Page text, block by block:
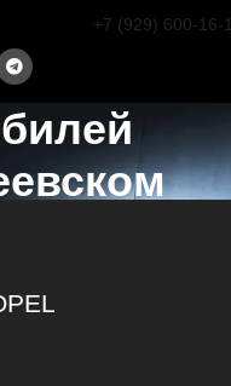
+7 (929) 600-16-